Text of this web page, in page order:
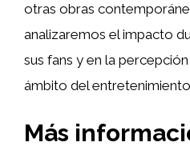
otras obras
analizaremos el impacto
sus fans y en la
ámbito del
Más